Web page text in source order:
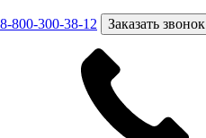
8-800-300-38-12 Заказать звонок